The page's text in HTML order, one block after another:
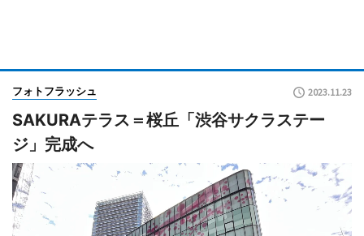
フォトフラッシュ 2023.11.23
SAKURAテラス＝桜丘「渋谷サクラステー
ジ」完成へ